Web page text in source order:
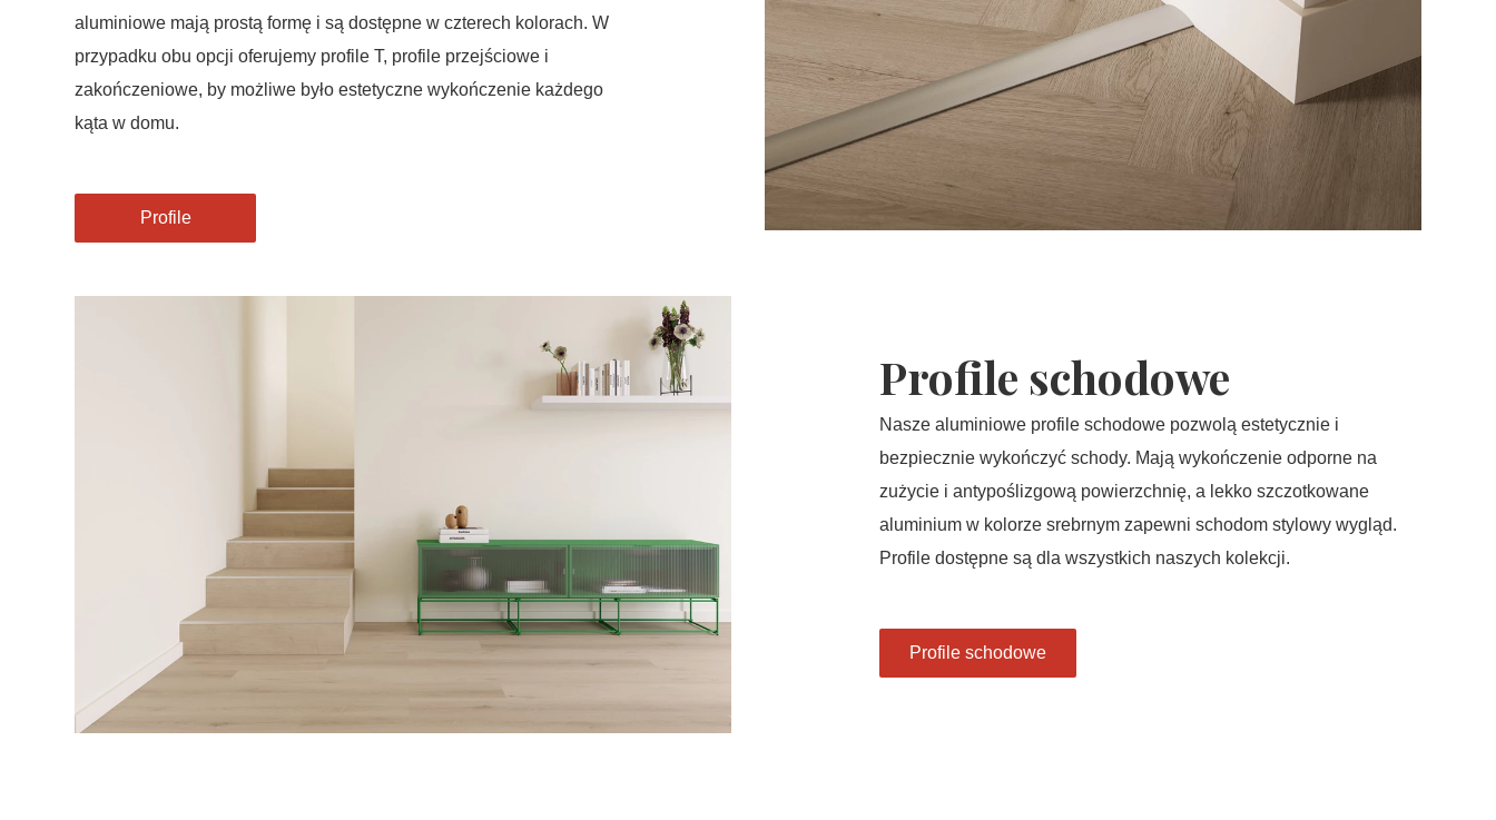
aluminiowe mają prostą formę i są dostępne w czterech kolorach. W
przypadku obu opcji oferujemy profile T, profile przejściowe i
zakończeniowe, by możliwe było estetyczne wykończenie każdego
kąta w domu.
Profile
Profile schodowe
Nasze aluminiowe profile schodowe pozwolą estetycznie i
bezpiecznie wykończyć schody. Mają wykończenie odporne na
zużycie i antypoślizgową powierzchnię, a lekko szczotkowane
aluminium w kolorze srebrnym zapewni schodom stylowy wygląd.
Profile dostępne są dla wszystkich naszych kolekcji.
Profile schodowe